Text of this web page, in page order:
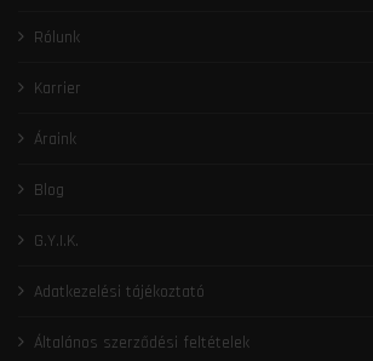
Rólunk
Karrier
Áraink
Blog
G.Y.I.K.
Adatkezelési tájékoztató
Általános szerződési feltételek